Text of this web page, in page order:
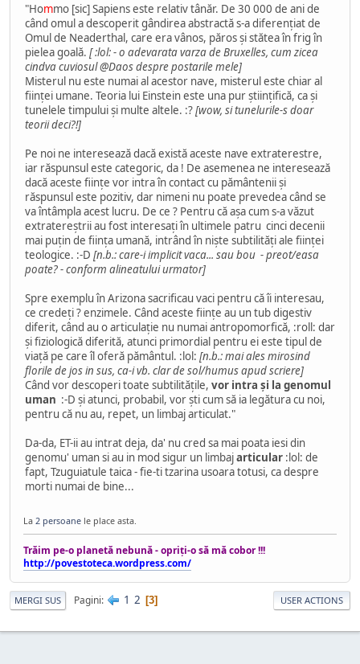
"Hommo [sic] Sapiens este relativ tânăr. De 30 000 de ani de
când omul a descoperit gândirea abstractă s-a diferenţiat de
Omul de Neaderthal, care era vânos, păros şi stătea în frig în
pielea goală. [ :lol: - o adevarata varza de Bruxelles, cum zicea
cindvacuviosul @Daosdespre postarile mele]
Misterul nu este numai al acestor nave, misterul este chiar al
fiinţei umane. Teoria lui Einstein este una pur ştiinţifică, ca şi
tunelele timpului şi multe altele. :?[wow, si tunelurile-s doar
teorii deci?!]
Pe noi ne interesează dacă există aceste nave extraterestre,
iar răspunsul este categoric, da ! De asemenea ne interesează
dacă aceste fiinţe vor intra în contact cu pământenii şi
răspunsul este pozitiv, dar nimeni nu poate prevedea când se
va întâmpla acest lucru. De ce ? Pentru că aşa cum s-a văzut
extratereştrii au fost interesaţi în ultimele patru  cinci decenii
mai puţin de fiinţa umană, intrând în nişte subtilităţi ale fiinţei
teologice. :-D [n.b.: care-i implicit vaca... sau bou - preot/easa
poate? - conform alineatului urmator]
Spre exemplu în Arizona sacrificau vaci pentru că îi interesau,
ce credeţi ? enzimele. Când aceste fiinţe au un tub digestiv
diferit, când au o articulaţie nu numai antropomorfică, :roll: dar
şi fiziologică diferită, atunci primordial pentru ei este tipul de
viaţă pe care îl oferă pământul. :lol: [n.b.: mai ales mirosind
florile de jos in sus, ca-i vb. clar de sol/humus apud scriere]
Când vor descoperi toate subtilităţile, vor intra şi la genomul
uman :-D şi atunci, probabil, vor şti cum să ia legătura cu noi,
pentru că nu au, repet, un limbaj articulat."
Da-da, ET-ii au intrat deja, da' nu cred sa mai poata iesi din
genomu' uman si au in mod sigur un limbajarticular :lol: de
fapt, Tzuguiatule taica - fie-ti tzarina usoara totusi, ca despre
morti numai de bine...
La 2 persoane le place asta.
Trăim pe-o planetă nebună - opriţi-o să mă cobor !!!
http://povestoteca.wordpress.com/
MERGI SUS Pagini 1 2 3 USER ACTIONS